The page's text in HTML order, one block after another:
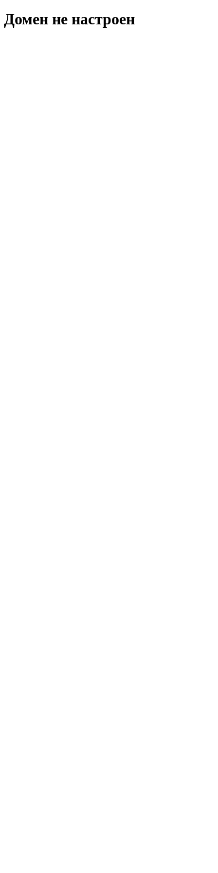
Домен не настроен